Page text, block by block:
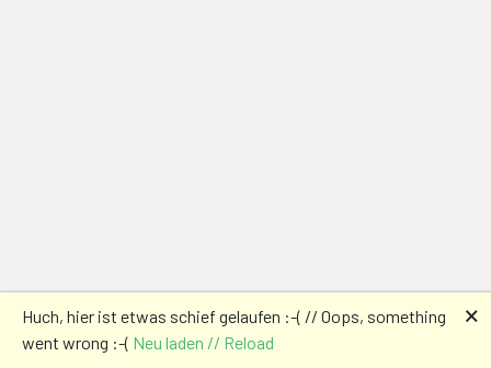
Huch, hier ist etwas schief gelaufen :-( // Oops, something
went wrong :-( Neu laden // Reload
🗙